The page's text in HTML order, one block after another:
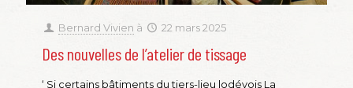
Bernard Vivien à 22 mars 2025
Des nouvelles de l’atelier de tissage
‘ Si certains bâtiments du tiers-lieu lodévois La